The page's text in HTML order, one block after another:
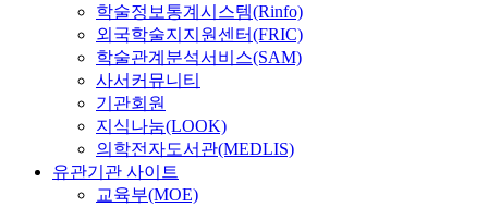
학술정보통계시스템(Rinfo)
외국학술지지원센터(FRIC)
학술관계분석서비스(SAM)
사서커뮤니티
기관회원
지식나눔(LOOK)
의학전자도서관(MEDLIS)
유관기관 사이트
교육부(MOE)